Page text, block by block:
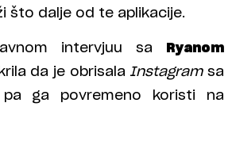
što dalje od te aplikacije.
intervjuu sa
Ryanom
da je obrisala Instagramsa
ga povremeno koristi na